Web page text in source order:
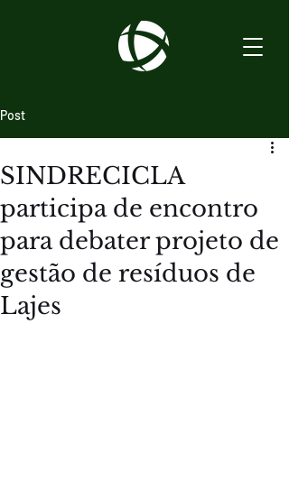
Post
SINDRECICLA
participa de encontro
para debater projeto de
gestão de resíduos de
Lajes